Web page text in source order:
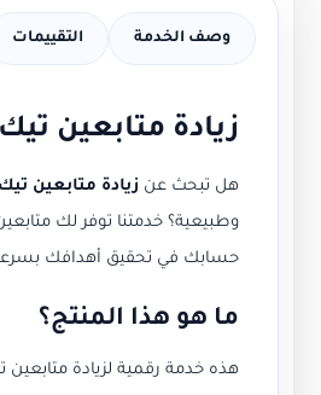
وصف الخدمة التقييمات
زيادة متابعين
هل تبحث عن زيادة متابعين
وطبيعية؟ خدمتنا توفر لك
حسابك في تحقيق أهدافك
ما هو هذا المنتج؟
هذه خدمة رقمية لزيادة متابعين